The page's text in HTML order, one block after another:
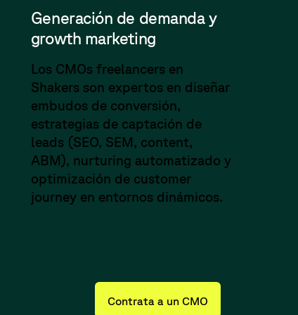
Generación de demanda y
growth marketing
Los CMOs freelancers en
Shakers son expertos en diseñar
embudos de conversión,
estrategias de captación de
leads (SEO, SEM, content,
ABM), nurturing automatizado y
optimización de customer
journey en entornos dinámicos.
Contrata a un CMO